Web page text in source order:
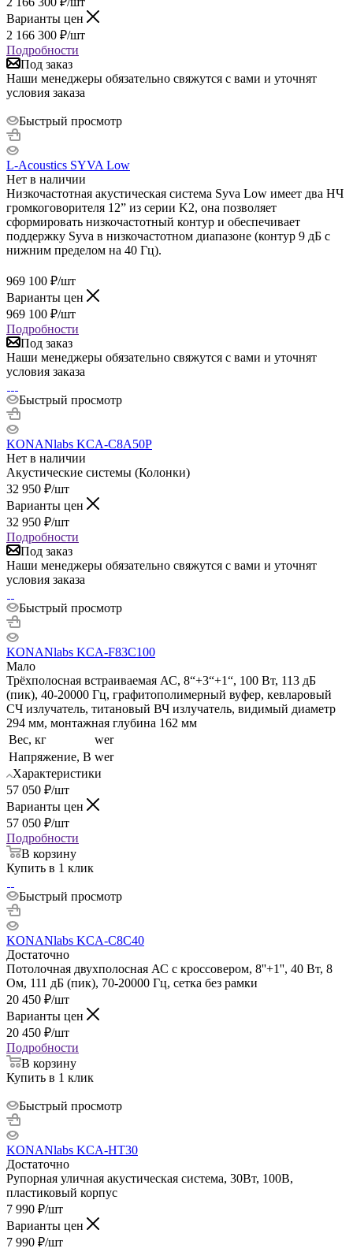
Варианты цен
2 166 300 ₽/шт
Подробности
Под заказ
Наши менеджеры обязательно свяжутся с вами и уточнят
условия заказа
Быстрый просмотр
L-Acoustics SYVA Low
Нет в наличии
Низкочастотная акустическая система Syva Low имеет два НЧ
громкоговорителя 12” из серии K2, она позволяет
сформировать низкочастотный контур и обеспечивает
поддержку Syva в низкочастотном диапазоне (контур 9 дБ с
нижним пределом на 40 Гц).
969 100 ₽/шт
Варианты цен
969 100 ₽/шт
Подробности
Под заказ
Наши менеджеры обязательно свяжутся с вами и уточнят
условия заказа
Быстрый просмотр
KONANlabs KCA-C8A50P
Нет в наличии
Акустические системы (Колонки)
32 950 ₽/шт
Варианты цен
32 950 ₽/шт
Подробности
Под заказ
Наши менеджеры обязательно свяжутся с вами и уточнят
условия заказа
Быстрый просмотр
KONANlabs KCA-F83C100
Мало
Трёхполосная встраиваемая АС, 8“+3“+1“, 100 Вт, 113 дБ
(пик), 40-20000 Гц, графитополимерный вуфер, кевларовый
СЧ излучатель, титановый ВЧ излучатель, видимый диаметр
294 мм, монтажная глубина 162 мм
Вес, кг
wer
Напряжение, В wer
Характеристики
57 050 ₽/шт
Варианты цен
57 050 ₽/шт
Подробности
В корзину
Купить в 1 клик
Быстрый просмотр
KONANlabs KCA-C8C40
Достаточно
Потолочная двухполосная АС с кроссовером, 8''+1'', 40 Вт, 8
Ом, 111 дБ (пик), 70-20000 Гц, сетка без рамки
20 450 ₽/шт
Варианты цен
20 450 ₽/шт
Подробности
В корзину
Купить в 1 клик
Быстрый просмотр
KONANlabs KCA-HT30
Достаточно
Рупорная уличная акустическая система, 30Вт, 100В,
пластиковый корпус
7 990 ₽/шт
Варианты цен
7 990 ₽/шт